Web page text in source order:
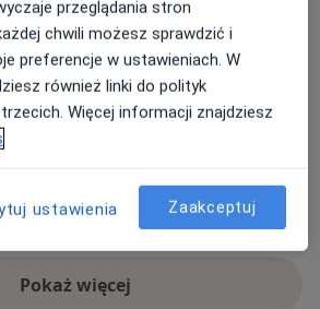
Powiększ mapęotwiera się w nowej karcie
Pokaż kalendarz
telefonu
Pokaż więcej
o adresie
przeglądania stron
chwili możesz sprawdzić i
preferencje w ustawieniach. W
również linki do polityk
Więcej informacji znajdziesz
ustawienia Zaakceptuj